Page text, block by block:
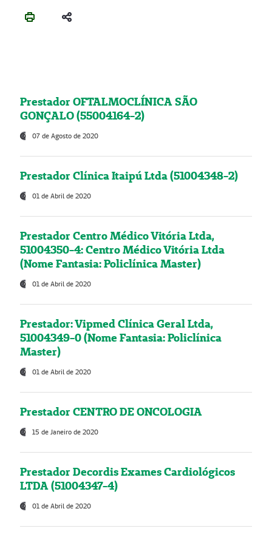
Prestador OFTALMOCLÍNICA SÃO
GONÇALO (55004164-2)
07 de Agosto de 2020
Prestador Clínica Itaipú Ltda (51004348-2)
01 de Abril de 2020
Prestador Centro Médico Vitória Ltda,
51004350-4: Centro Médico Vitória Ltda
(Nome Fantasia: Policlínica Master)
01 de Abril de 2020
Prestador: Vipmed Clínica Geral Ltda,
51004349-0 (Nome Fantasia: Policlínica
Master)
01 de Abril de 2020
Prestador CENTRO DE ONCOLOGIA
15 de Janeiro de 2020
Prestador Decordis Exames Cardiológicos
LTDA (51004347-4)
01 de Abril de 2020